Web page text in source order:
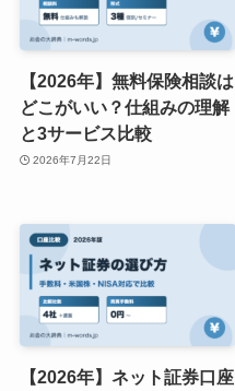
【2026年】無料保険相談は
どこがいい？仕組みの理解
と3サービス比較
2026年7月22日
【2026年】ネット証券口座